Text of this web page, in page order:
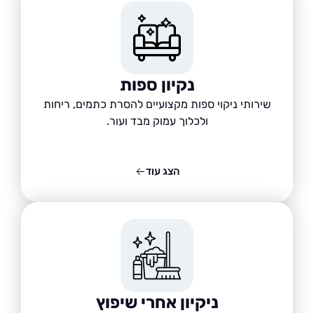
נקיון ספות
שירותי ניקוי ספות מקצועיים להסרת כתמים, ריחות
ולכלוך עמוק מבד ועור.
ניקיון אחרי שיפוץ